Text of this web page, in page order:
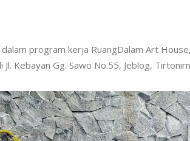
program kerja RuangDalam Art
Kebayan Gg. Sawo No.55, Jeblog,